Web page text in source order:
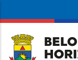
conteúdo
principal
da
Prefeitura